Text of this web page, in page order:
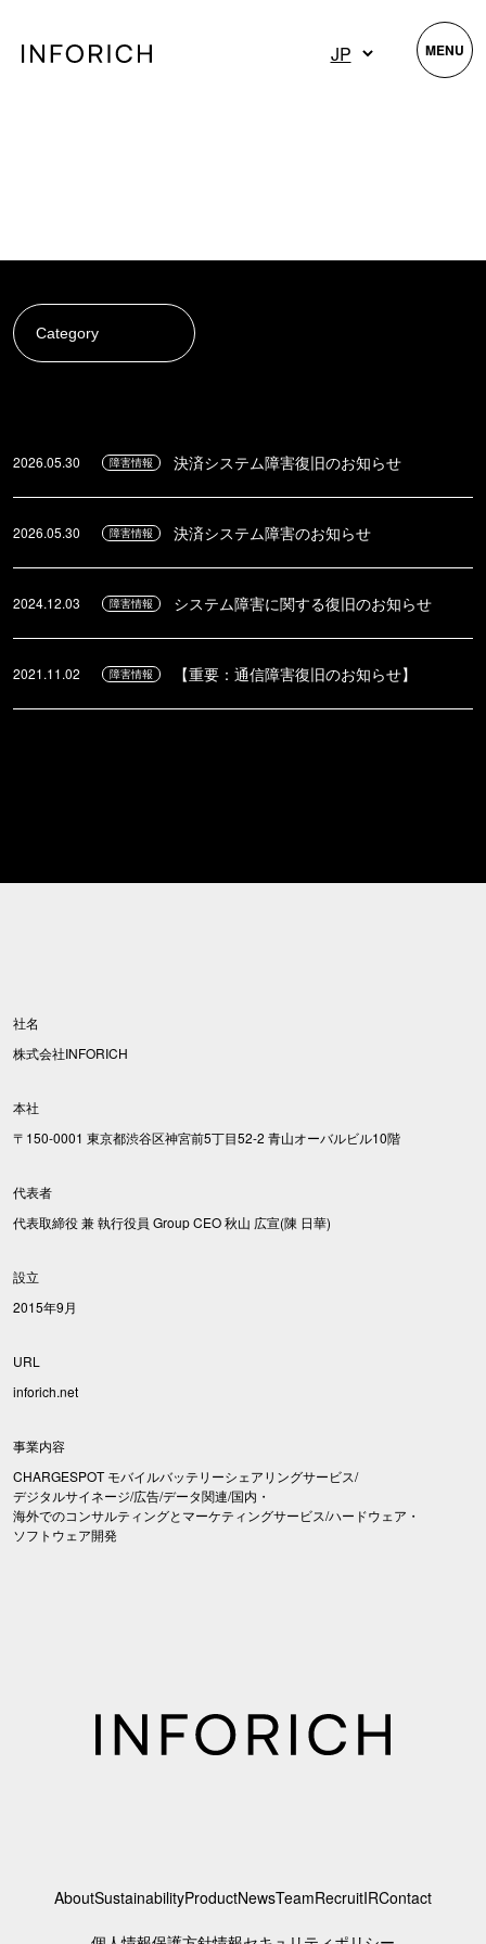
2026.05.30 障害情報 決済システム障害復旧のお知らせ
2026.05.30 障害情報 決済システム障害のお知らせ
2024.12.03 障害情報 システム障害に関する復旧のお知らせ
2021.11.02 障害情報 【重要：通信障害復旧のお知らせ】
社名
株式会社INFORICH
本社
〒150-0001 東京都渋谷区神宮前5丁目52-2 青山オーバルビル10階
代表者
代表取締役 兼 執行役員 Group CEO 秋山 広宣(陳 日華)
設立
2015年9月
URL
inforich.net
事業内容
CHARGESPOT モバイルバッテリーシェアリングサービス/
デジタルサイネージ/広告/データ関連/国内・
海外でのコンサルティングとマーケティングサービス/ハードウェア・
ソフトウェア開発
AboutSustainabilityProductNewsTeamRecruitIRContact
MENU